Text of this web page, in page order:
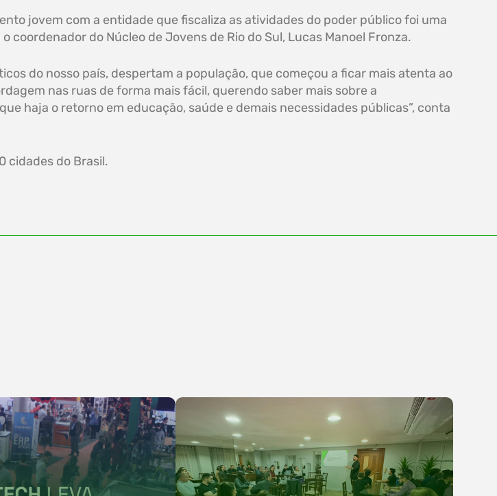
jovem com a entidade que fiscaliza as atividades do poder público foi uma
do Núcleo de Jovens de Rio do Sul, Lucas Manoel Fronza.
do nosso país, despertam a população, que começou a ficar mais atenta ao
nas ruas de forma mais fácil, querendo saber mais sobre a
haja o retorno em educação, saúde e demais necessidades públicas”, conta
cidades do Brasil.